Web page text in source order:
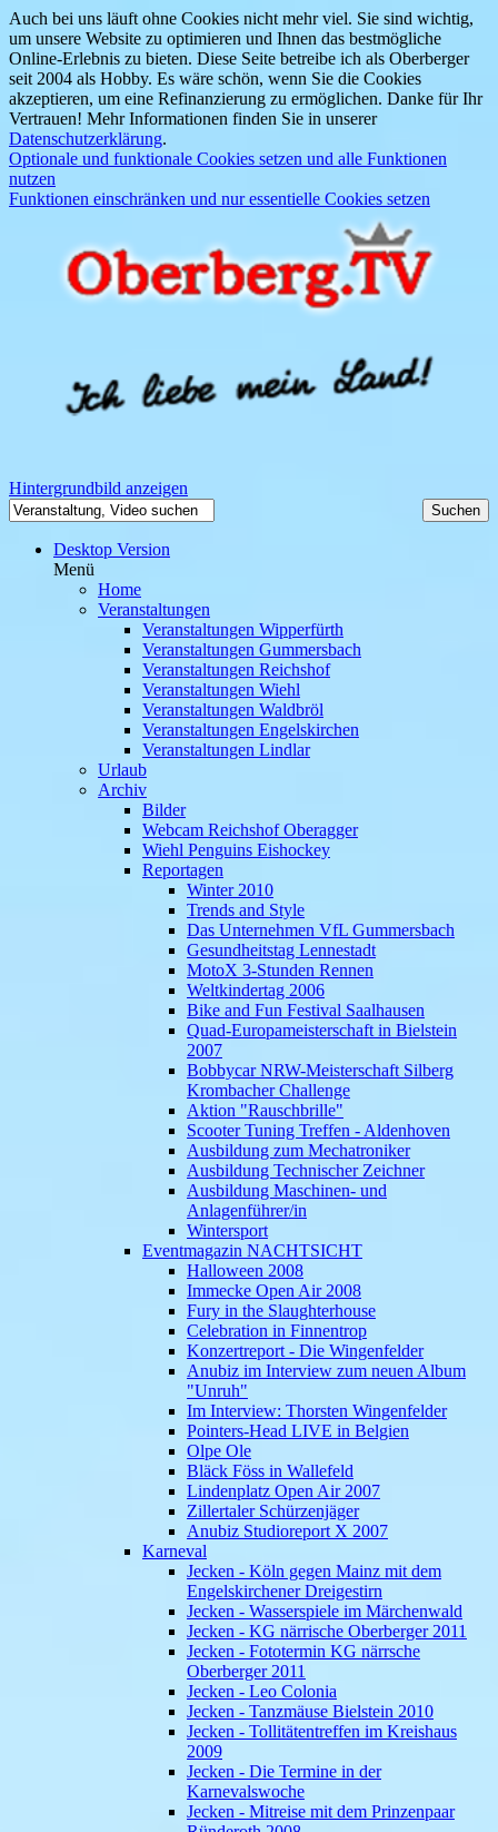
Auch bei uns läuft ohne Cookies nicht mehr viel. Sie sind wichtig,
um unsere Website zu optimieren und Ihnen das bestmögliche
Online-Erlebnis zu bieten. Diese Seite betreibe ich als Oberberger
seit 2004 als Hobby. Es wäre schön, wenn Sie die Cookies
akzeptieren, um eine Refinanzierung zu ermöglichen. Danke für Ihr
Vertrauen! Mehr Informationen finden Sie in unserer
Datenschutzerklärung.
Optionale und funktionale Cookies setzen und alle Funktionen
nutzen
Funktionen einschränken und nur essentielle Cookies setzen
Hintergrundbild anzeigen
Desktop Version
Menü
Home
Veranstaltungen
Veranstaltungen Wipperfürth
Veranstaltungen Gummersbach
Veranstaltungen Reichshof
Veranstaltungen Wiehl
Veranstaltungen Waldbröl
Veranstaltungen Engelskirchen
Veranstaltungen Lindlar
Urlaub
Archiv
Bilder
Webcam Reichshof Oberagger
Wiehl Penguins Eishockey
Reportagen
Winter 2010
Trends and Style
Das Unternehmen VfL Gummersbach
Gesundheitstag Lennestadt
MotoX 3-Stunden Rennen
Weltkindertag 2006
Bike and Fun Festival Saalhausen
Quad-Europameisterschaft in Bielstein
2007
Bobbycar NRW-Meisterschaft Silberg
Krombacher Challenge
Aktion "Rauschbrille"
Scooter Tuning Treffen - Aldenhoven
Ausbildung zum Mechatroniker
Ausbildung Technischer Zeichner
Ausbildung Maschinen- und
Anlagenführer/in
Wintersport
Eventmagazin NACHTSICHT
Halloween 2008
Immecke Open Air 2008
Fury in the Slaughterhouse
Celebration in Finnentrop
Konzertreport - Die Wingenfelder
Anubiz im Interview zum neuen Album
"Unruh"
Im Interview: Thorsten Wingenfelder
Pointers-Head LIVE in Belgien
Olpe Ole
Bläck Föss in Wallefeld
Lindenplatz Open Air 2007
Zillertaler Schürzenjäger
Anubiz Studioreport X 2007
Karneval
Jecken - Köln gegen Mainz mit dem
Engelskirchener Dreigestirn
Jecken - Wasserspiele im Märchenwald
Jecken - KG närrische Oberberger 2011
Jecken - Fototermin KG närrsche
Oberberger 2011
Jecken - Leo Colonia
Jecken - Tanzmäuse Bielstein 2010
Jecken - Tollitätentreffen im Kreishaus
2009
Jecken - Die Termine in der
Karnevalswoche
Jecken - Mitreise mit dem Prinzenpaar